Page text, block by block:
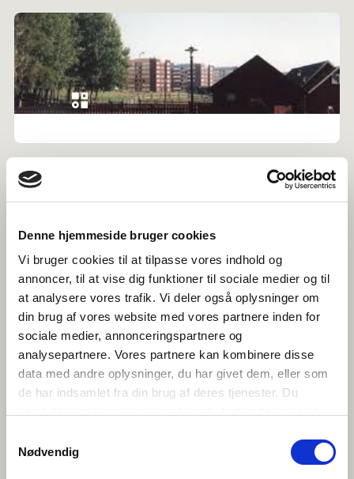
Denne hjemmeside bruger cookies
Vi bruger cookies til at tilpasse vores indhold og
annoncer, til at vise dig funktioner til sociale medier og til
at analysere vores trafik. Vi deler også oplysninger om
din brug af vores website med vores partnere inden for
sociale medier, annonceringspartnere og
analysepartnere. Vores partnere kan kombinere disse
data med andre oplysninger, du har givet dem, eller som
de har indsamlet fra din brug af deres tjenester. Du
Nødvendig